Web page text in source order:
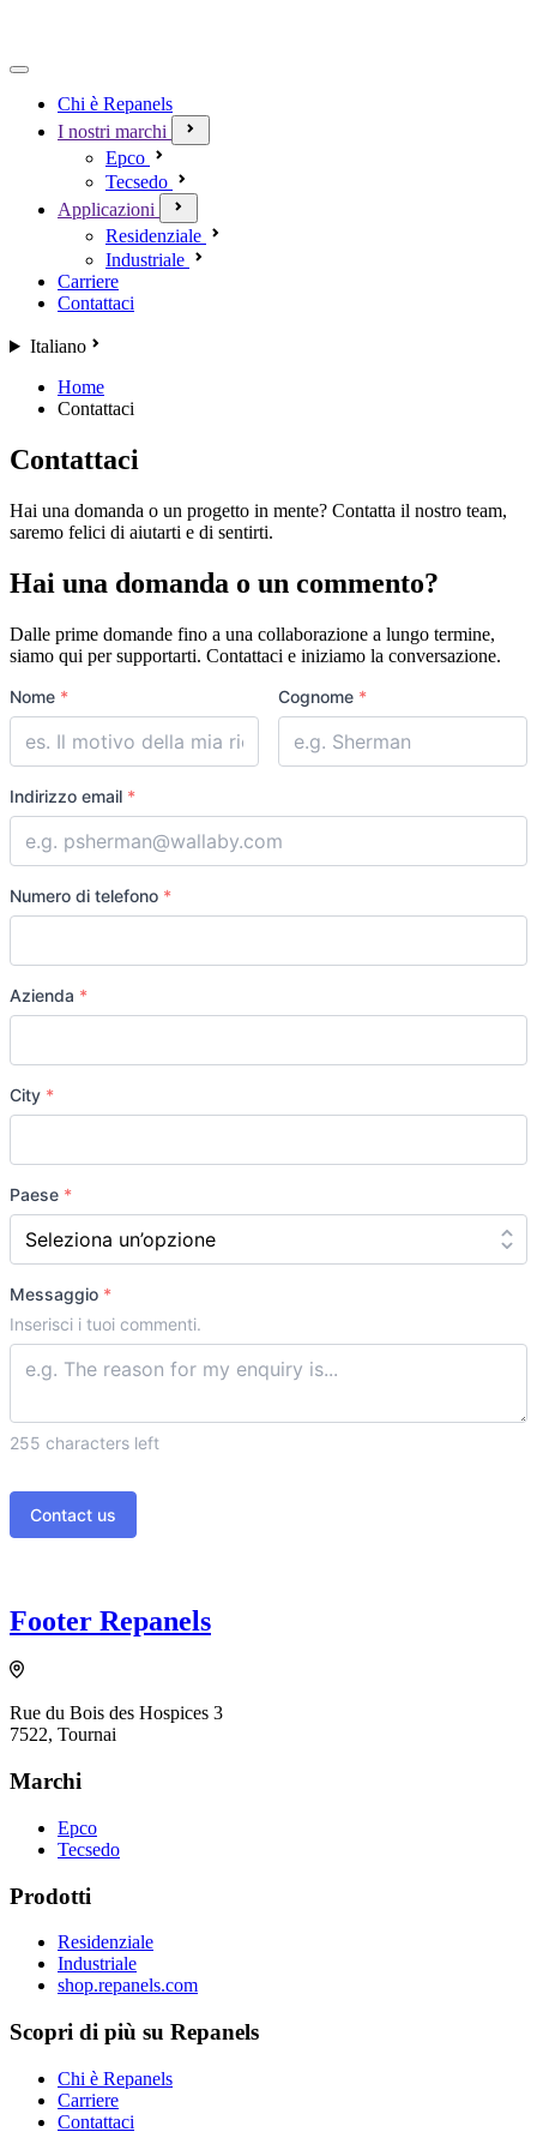
Chi è Repanels
I nostri marchi
Epco
Tecsedo
Applicazioni
Residenziale
Industriale
Carriere
Contattaci
Italiano
Home
Contattaci
Contattaci
Hai una domanda o un progetto in mente? Contatta il nostro team,
saremo felici di aiutarti e di sentirti.
Hai una domanda o un commento?
Dalle prime domande fino a una collaborazione a lungo termine,
siamo qui per supportarti. Contattaci e iniziamo la conversazione.
Full
name
Nome * Cognome *
Indirizzo email *
Numero di telefono *
Azienda *
City *
Paese *
Messaggio *
Inserisci i tuoi commenti.
255 characters left
Contact us
Footer Repanels
Rue du Bois des Hospices 3
7522, Tournai
Marchi
Epco
Tecsedo
Prodotti
Residenziale
Industriale
shop.repanels.com
Scopri di più su Repanels
Chi è Repanels
Carriere
Contattaci